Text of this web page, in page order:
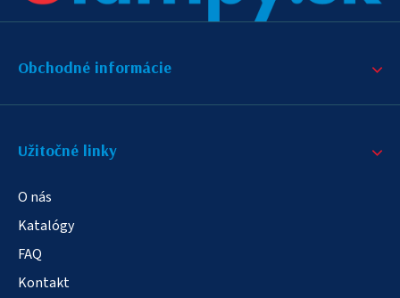
Obchodné informácie
Užitočné linky
O nás
Katalógy
FAQ
Kontakt